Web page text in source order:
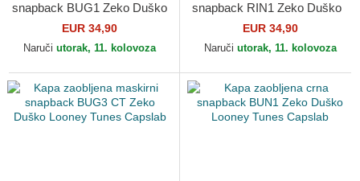
snapback BUG1 Zeko Duško
Looney Tunes Capslab
EUR 34,90
Naruči utorak, 11. kolovoza
snapback RIN1 Zeko Duško
Looney Tunes Capslab
EUR 34,90
Naruči utorak, 11. kolovoza